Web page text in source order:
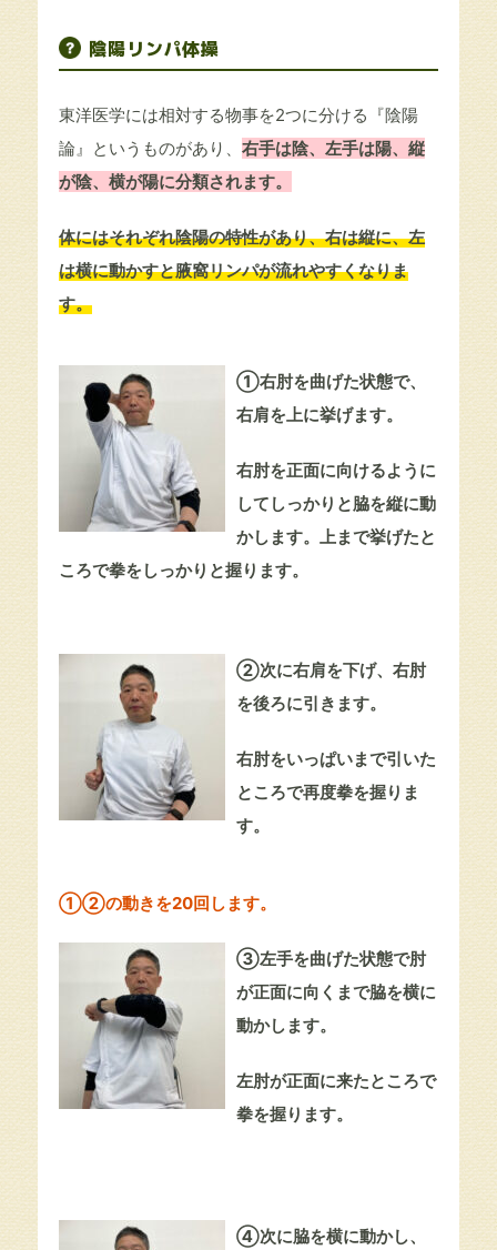
陰陽リンパ体操
東洋医学には相対する物事を2つに分ける『陰陽
論』というものがあり、右手は陰、左手は陽、縦
が陰、横が陽に分類されます。
体にはそれぞれ陰陽の特性があり、右は縦に、左
は横に動かすと腋窩リンパが流れやすくなりま
す。
①右肘を曲げた状態で、
右肩を上に挙げます。
右肘を正面に向けるように
してしっかりと脇を縦に動
かします。上まで挙げたと
ころで拳をしっかりと握ります。
②次に右肩を下げ、右肘
を後ろに引きます。
右肘をいっぱいまで引いた
ところで再度拳を握りま
す。
①②の動きを20回します。
③左手を曲げた状態で肘
が正面に向くまで脇を横に
動かします。
左肘が正面に来たところで
拳を握ります。
④次に脇を横に動かし、